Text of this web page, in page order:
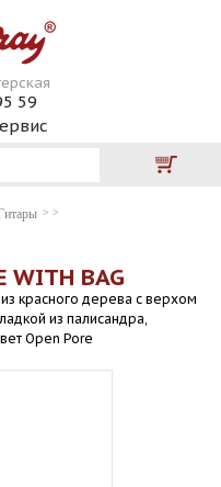
59
WITH BAG
красного дерева с верхом
из палисандра,
Open Pore